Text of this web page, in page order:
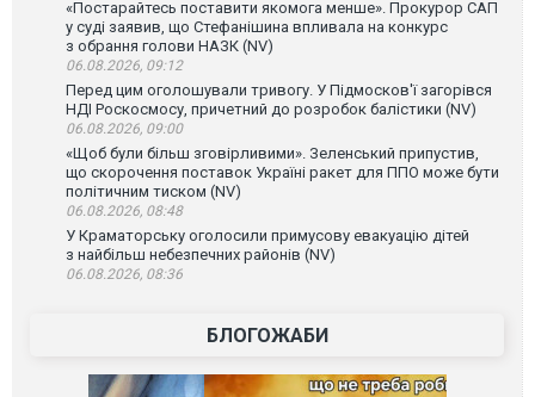
«Постарайтесь поставити якомога менше». Прокурор САП
у суді заявив, що Стефанішина впливала на конкурс
з обрання голови НАЗК (NV)
06.08.2026, 09:12
Перед цим оголошували тривогу. У Підмосков'ї загорівся
НДІ Роскосмосу, причетний до розробок балістики (NV)
06.08.2026, 09:00
«Щоб були більш зговірливими». Зеленський припустив,
що скорочення поставок Україні ракет для ППО може бути
політичним тиском (NV)
06.08.2026, 08:48
У Краматорську оголосили примусову евакуацію дітей
з найбільш небезпечних районів (NV)
06.08.2026, 08:36
БЛОГОЖАБИ